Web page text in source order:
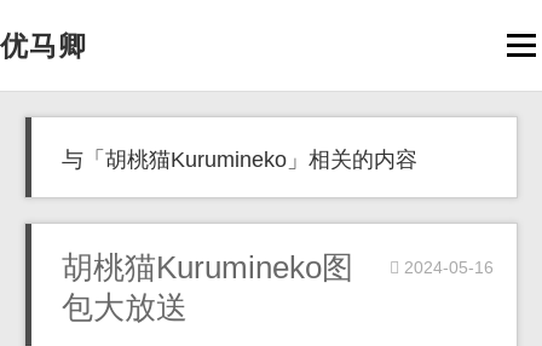
优马卿
与「胡桃猫Kurumineko」相关的内容
胡桃猫Kurumineko图
包大放送
2024-05-16